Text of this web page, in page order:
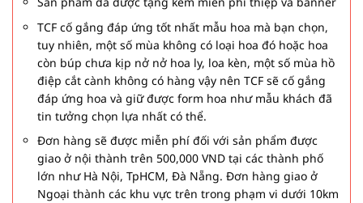
TCF cố gắng đáp ứng tốt nhất mẫu hoa mà bạn chọn,
tuy nhiên, một số mùa không có loại hoa đó hoặc hoa
còn búp chưa kịp nở nở hoa ly, loa kèn, một số mùa hồ
điệp cắt cành không có hàng vậy nên TCF sẽ cố gắng
đáp ứng hoa và giữ được form hoa như mẫu khách đã
tin tưởng chọn lựa nhất có thể.
Đơn hàng sẽ được miễn phí đối với sản phẩm được
giao ở nội thành trên 500,000 VND tại các thành phố
lớn như Hà Nội, TpHCM, Đà Nẵng. Đơn hàng giao ở
Ngoại thành các khu vực trên trong phạm vi dưới 10km